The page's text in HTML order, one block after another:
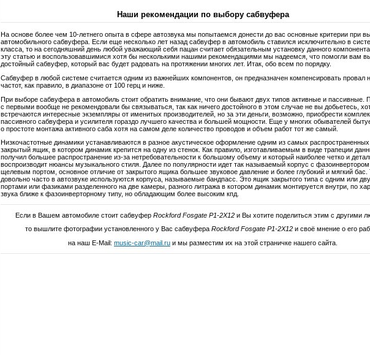
Наши рекомендации по выбору сабвуфера
На основе более чем 10-летнего опыта в сфере автозвука мы попытаемся донести до вас основные критерии при
автомобильного сабвуфера. Если еще несколько лет назад сабвуфер в автомобиль ставился исключительно в
класса, то на сегодняшний день любой уважающий себя пацан считает обязательным установку данного
эту статью и воспользовавшимися хотя бы несколькими нашими рекомендациями мы надеемся, что помогли вам
достойный сабвуфер, который вас будет радовать на протяжении многих лет. Итак, обо всем по порядку.
Сабвуфер в любой системе считается одним из важнейших компонентов, он предназначен компенсировать провал
частот, как правило, в диапазоне от 100 герц и ниже.
При выборе сабвуфера в автомобиль стоит обратить внимание, что они бывают двух типов активные и пассивные.
с первыми вообще не рекомендовали бы связываться, так как ничего достойного в этом случае не вы добьетесь,
встречаются интересные экземпляры от именитых производителей, но за эти деньги, возможно, приобрести
пассивного сабвуфера и усилителя гораздо лучшего качества и большей мощности. Еще у многих обывателей
о простоте монтажа активного саба хотя на самом деле количество проводов и объем работ тот же самый.
Низкочастотные динамики устанавливаются в разное акустическое оформление одним из самых распространенных
закрытый ящик, в котором динамик крепится на одну из стенок. Как правило, изготавливаемым в виде трапеции
получил большее распространение из-за нетребовательности к большому объему и который наиболее четко и
воспроизводит нюансы музыкального стиля. Далее по популярности идет так называемый корпус с
щелевым портом, основное отличие от закрытого ящика большее звуковое давление и более глубокий и мягкий бас.
довольно часто в автозвуке используются корпуса, называемые бандпасс. Это ящик закрытого типа с одним или
портами или фазиками разделенного на две камеры, разного литража в котором динамик монтируется внутри, по
звука ближе к фазоинверторному типу, но обладающим более высоким кпд.
Если в Вашем автомобиле стоит сабвуфер Rockford Fosgate P1-2X12 и Вы хотите поделиться этим с другими
то вышлите фотографии установленного у Вас сабвуфера Rockford Fosgate P1-2X12 и своё мнение о его
на наш E-Mail: music-car@mail.ru и мы разместим их на этой страничке нашего сайта.